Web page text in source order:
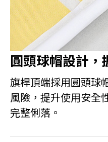
圓頭球帽設計，
旗桿頂端採用圓頭球
風險，提升使用安全
完整俐落。